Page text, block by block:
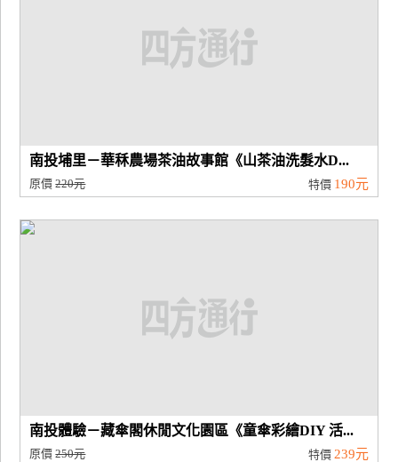
南投埔里－華秝農場茶油故事館《山茶油洗髮水D...
原價220元 特價 190元
南投體驗－藏傘閣休閒文化園區《童傘彩繪DIY 活...
原價250元 特價 239元